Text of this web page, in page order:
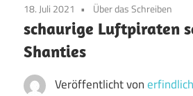
18. Juli 2021 Über das Schreiben
schaurige Luftpiraten
Shanties
Veröffentlicht vonerfindlich